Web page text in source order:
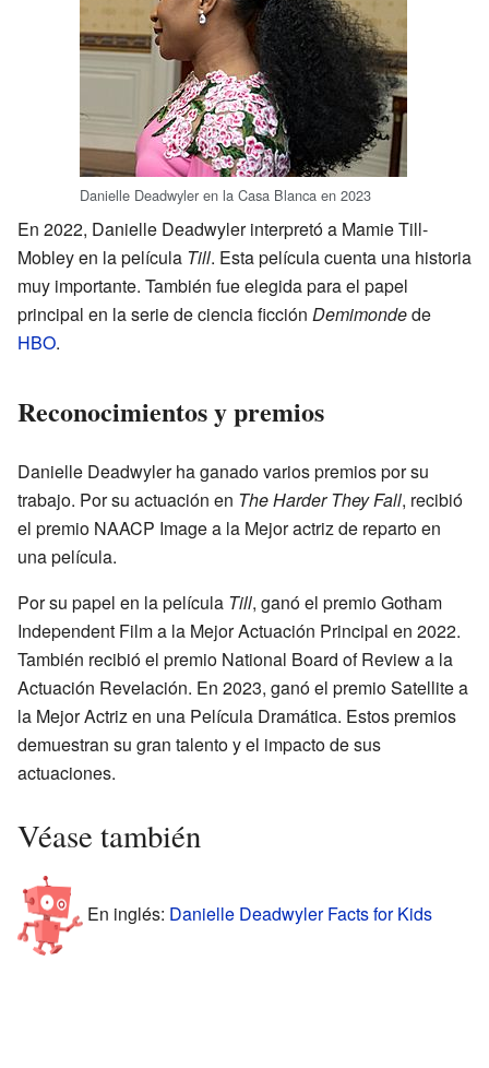
Danielle Deadwyler en la Casa Blanca en 2023
En 2022, Danielle Deadwyler interpretó a Mamie Till-
Mobley en la película Till. Esta película cuenta una historia
muy importante. También fue elegida para el papel
principal en la serie de ciencia ficción Demimondede
HBO.
Reconocimientos y premios
Danielle Deadwyler ha ganado varios premios por su
trabajo. Por su actuación en The Harder They Fall, recibió
el premio NAACP Image a la Mejor actriz de reparto en
una película.
Por su papel en la película Till, ganó el premio Gotham
Independent Film a la Mejor Actuación Principal en 2022.
También recibió el premio National Board of Review a la
Actuación Revelación. En 2023, ganó el premio Satellite a
la Mejor Actriz en una Película Dramática. Estos premios
demuestran su gran talento y el impacto de sus
actuaciones.
Véase también
En inglés: Danielle Deadwyler Facts for Kids